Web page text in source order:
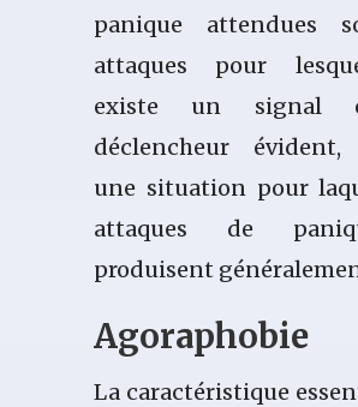
panique attendues
attaques pour
existe un signal
déclencheur évident,
une situation pour
attaques de
produisent
Agoraphobie
La caractéristique